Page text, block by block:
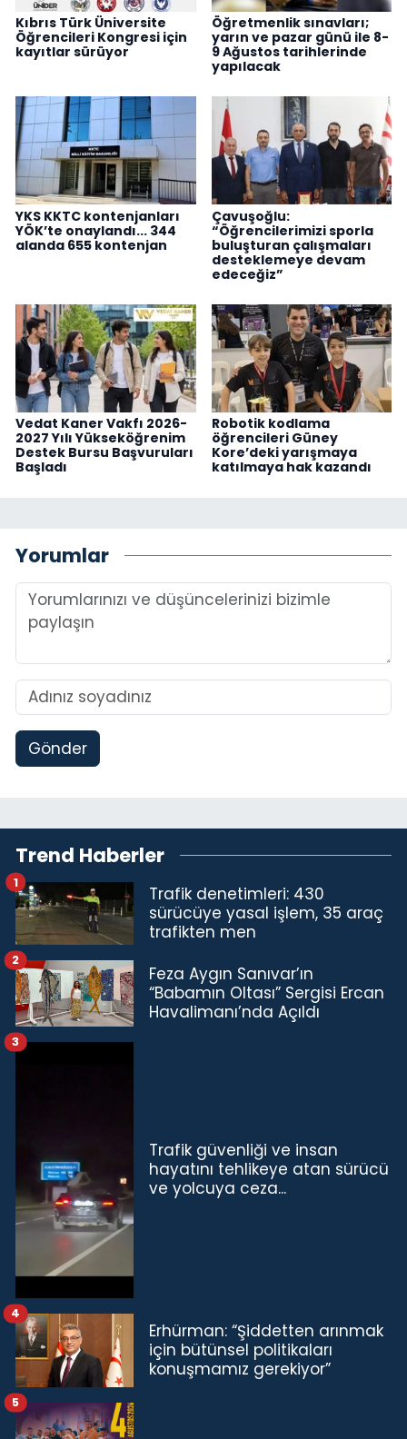
Kıbrıs Türk Üniversite
Öğrencileri Kongresi için
kayıtlar sürüyor
Öğretmenlik sınavları;
yarın ve pazar günü ile 8-
9 Ağustos tarihlerinde
yapılacak
YKS KKTC kontenjanları
YÖK’te onaylandı... 344
alanda 655 kontenjan
Çavuşoğlu:
“Öğrencilerimizi sporla
buluşturan çalışmaları
desteklemeye devam
edeceğiz”
Vedat Kaner Vakfı 2026-
2027 Yılı Yükseköğrenim
Destek Bursu Başvuruları
Başladı
Robotik kodlama
öğrencileri Güney
Kore’deki yarışmaya
katılmaya hak kazandı
Yorumlar
Gönder
Trend Haberler
Trafik denetimleri: 430
sürücüye yasal işlem, 35 araç
trafikten men
1
Feza Aygın Sanıvar’ın
“Babamın Oltası” Sergisi Ercan
Havalimanı’nda Açıldı
2
Trafik güvenliği ve insan
hayatını tehlikeye atan sürücü
ve yolcuya ceza...
3
Erhürman: “Şiddetten arınmak
için bütünsel politikaları
konuşmamız gerekiyor”
4
5